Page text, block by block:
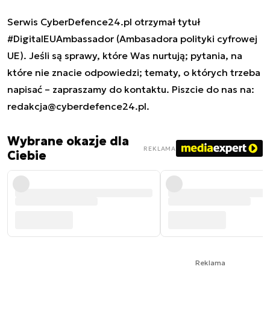
Serwis CyberDefence24.pl otrzymał tytuł
#DigitalEUAmbassador (Ambasadora polityki cyfrowej
UE). Jeśli są sprawy, które Was nurtują; pytania, na
które nie znacie odpowiedzi; tematy, o których trzeba
napisać – zapraszamy do kontaktu. Piszcie do nas na:
redakcja@cyberdefence24.pl.
Wybrane okazje dla
Ciebie
REKLAMA
Reklama